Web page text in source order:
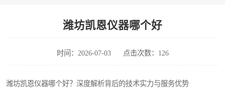
潍坊凯恩仪器哪个好
时间：2026-07-03 点击次数：126
潍坊凯恩仪器哪个好？深度解析背后的技术实力与服务优势
手持式油烟检测仪
恒温恒湿称重系统 二恶英采集器
实验室仪器 LB-8110降水降尘采样器